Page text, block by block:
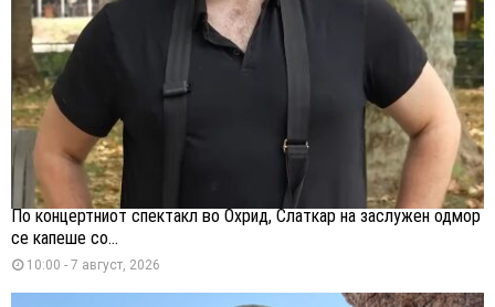
По концертниот спектакл во Охрид, Слаткар на заслужен одмор
се капеше со...
10:00 - 7 август, 2026